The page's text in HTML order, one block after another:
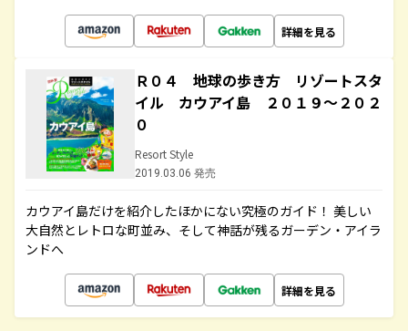
詳細を見る
Ｒ０４ 地球の歩き方 リゾートスタ
イル カウアイ島 ２０１９～２０２
０
Resort Style
2019.03.06 発売
カウアイ島だけを紹介したほかにない究極のガイド！ 美しい
大自然とレトロな町並み、そして神話が残るガーデン・アイラ
ンドへ
詳細を見る